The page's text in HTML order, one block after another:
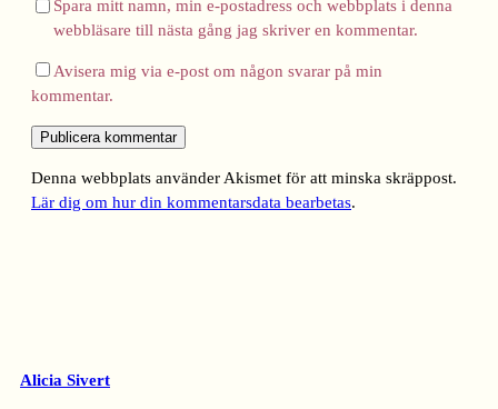
Spara mitt namn, min e-postadress och webbplats i denna
webbläsare till nästa gång jag skriver en kommentar.
Avisera mig via e-post om någon svarar på min
kommentar.
Denna webbplats använder Akismet för att minska skräppost.
Lär dig om hur din kommentarsdata bearbetas.
Alicia Sivert